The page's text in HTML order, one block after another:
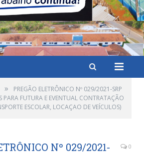
»
PREGÃO ELETRÔNICO Nº 029/2021-SRP
PARA FUTURA E EVENTUAL CONTRATAÇÃO
ESCOLAR, LOCAÇAO DE VEÍCULOS)
Nº 029/2021-
0